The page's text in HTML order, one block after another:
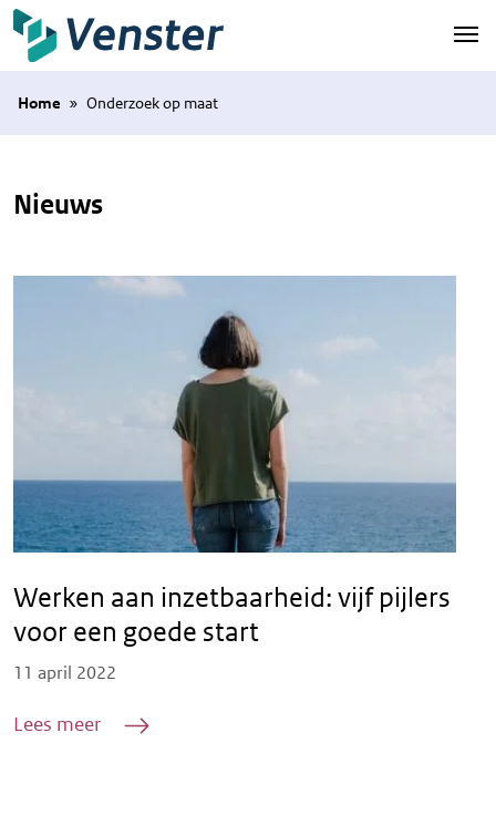
Naar hoofdinhoud
Home » Onderzoek op maat
Nieuws
Werken aan inzetbaarheid: vijf pijlers
voor een goede start
Posted on
11 april 2022
Lees meer